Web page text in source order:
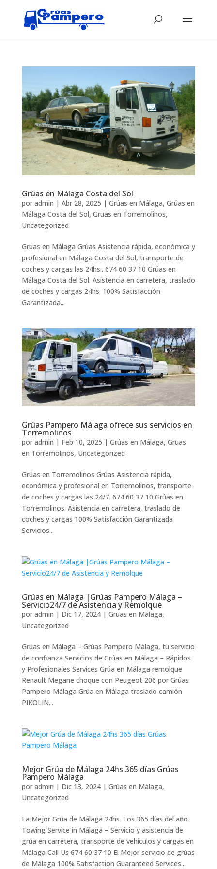
Grúas en Málaga Costa del Sol
por admin | Abr 28, 2025 | Grúas en Málaga, Grúas en
Málaga Costa del Sol, Gruas en Torremolinos,
Uncategorized
Grúas en Málaga Grúas Asistencia rápida, económica y
profesional en Málaga Costa del Sol, transporte de
coches y cargas las 24hs.. 674 60 37 10 Grúas en
Málaga Costa del Sol. Asistencia en carretera, traslado
de coches y cargas 24hs. 100% Satisfacción
Garantizada...
Grúas Pampero Málaga ofrece sus servicios en
Torremolinos
por admin | Feb 10, 2025 | Grúas en Málaga, Gruas
en Torremolinos, Uncategorized
Grúas en Torremolinos Grúas Asistencia rápida,
económica y profesional en Torremolinos, transporte
de coches y cargas las 24/7. 674 60 37 10 Grúas en
Torremolinos. Asistencia en carretera, traslado de
coches y cargas 100% Satisfacción Garantizada
Servicios...
Grúas en Málaga |Grúas Pampero Málaga –
Servicio24/7 de Asistencia y Remolque
por admin | Dic 17, 2024| Grúas en Málaga,
Uncategorized
Grúas en Málaga – Grúas Pampero Málaga, tu servicio
de confianza Servicios de Grúas en Málaga – Rápidos
y Profesionales Services Grúa en Málaga remolque
Renault Megane choque con Peugeot 206 por Grúas
Pampero Málaga Grúa en Málaga traslado camión
PIKOLIN...
Mejor Grúa de Málaga 24hs 365 días Grúas
Pampero Málaga
por admin | Dic 13, 2024| Grúas en Málaga,
Uncategorized
La Mejor Grúa de Málaga 24hs. Los 365 días del año.
Towing Service in Málaga – Servicio y asistencia de
grúa en carretera, transporte de vehículos y cargas en
Málaga Call Us 674 60 37 10 El Mejor servicio de grúas
de Málaga 100% Satisfaction Guaranteed Services...